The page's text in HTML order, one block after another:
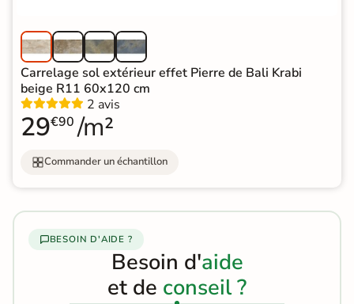
Carrelage sol extérieur effet Pierre de Bali Krabi
beige R11 60x120 cm
2 avis
29€90 /m²
Commander un échantillon
BESOIN D'AIDE ?
Besoin d'aide
et de conseil ?